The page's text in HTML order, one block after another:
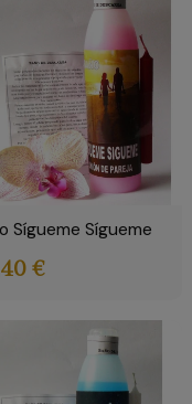
Sígueme Sígueme
€